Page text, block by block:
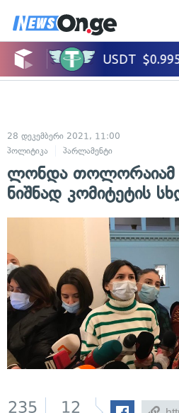
28 დეკემბერი 2021, 11:00
პოლიტიკა
პარლამენტი
ლონდა თოლორაიამ
ნიშნად კომიტეტის
235 12